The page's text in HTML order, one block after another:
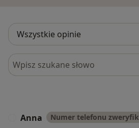
Szukaj w opiniach
Anna Numer telefonu